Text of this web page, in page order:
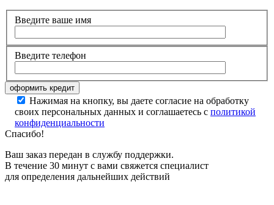
Введите ваше имя
Введите телефон
Нажимая на кнопку, вы даете согласие на обработку
своих персональных данных и соглашаетесь с политикой
конфиденциальности
Спасибо!
Ваш заказ передан в службу поддержки.
В течение 30 минут с вами свяжется специалист
для определения дальнейших действий